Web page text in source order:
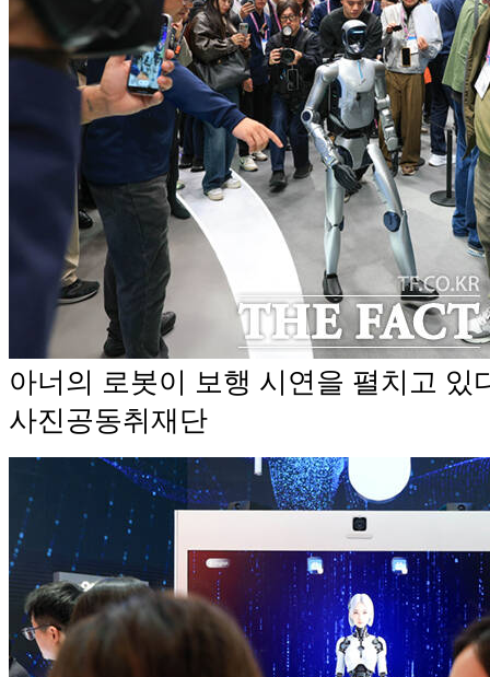
아너의 로봇이 보행 시연을 펼치고 있
사진공동취재단